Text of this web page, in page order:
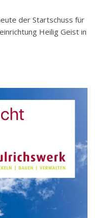
der Startschuss für
Heilig Geist in